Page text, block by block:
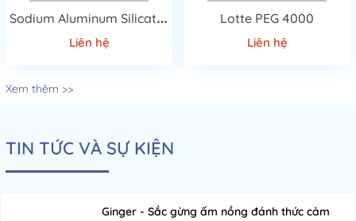
S
odium Aluminum Silicate 4A(4A ZEOLITE)
Liên hệ
Lotte PEG 4000
Liên hệ
Xem thêm >>
TIN TỨC VÀ SỰ KIỆN
Ginger - Sắc gừng ấm nồng đánh thức cảm